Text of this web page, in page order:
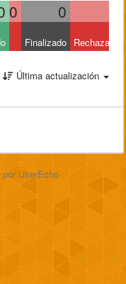
0 0
Finalizado Rechazado
Última actualización
por UserEcho